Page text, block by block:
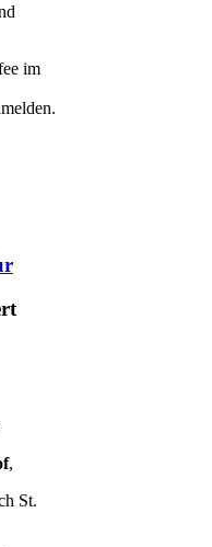
im
,
St.